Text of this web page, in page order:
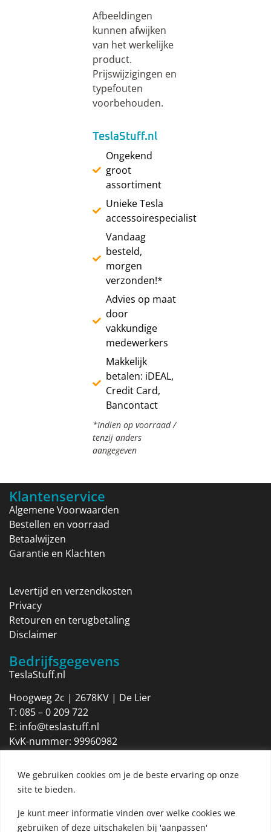
We gebruiken cookies om je de beste ervaring op onze
site te bieden.
Je kunt meer informatie vinden over welke cookies we
gebruiken of deze uitschakelen bij 'aanpassen'
Afbeeldingen
kunnen afwijken
van het werkelijke
product.
Prijswijzigingen en
typefouten
voorbehouden.
TeslaStuff.nl
Ongekend
groot
assortiment
Unieke Tesla
accessoirespecialist
Vandaag
besteld,
morgen
verzonden!*
Advies op maat
door
vakkundige
medewerkers
Makkelijk
betalen: iDEAL,
Credit Card,
Bancontact
*Indien op voorraad /
tenzij anders
aangegeven
Klantenservice
Algemene Voorwaarden
Bestellen en voorraad
Betaalwijzen
Garantie en Klachten
Levertijd en verzendkosten
Privacy
Retouren en terugbetaling
Disclaimer
Bedrijfsgegevens
TeslaStuff.nl
Hoogweg 2c | 2678KV | De Lier
T: 085 – 0 209 722
E: info@teslastuff.nl
KvK-nummer: 99960982
Openingstijden
Maandag 09:00 tot 17:30
Dinsdag 09:00 tot 17:30
Woensdag 09:00 tot 17:30